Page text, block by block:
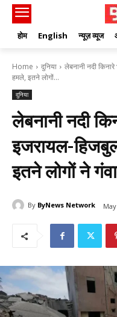
होम English न्यूज़ व्यूज
Home दुनिया
लेबनानी नदी
हमले, इतने लोगों...
दुनिया
लेबनानी नदी
इजरायल-
इतने लोगों ने
By ByNews Network